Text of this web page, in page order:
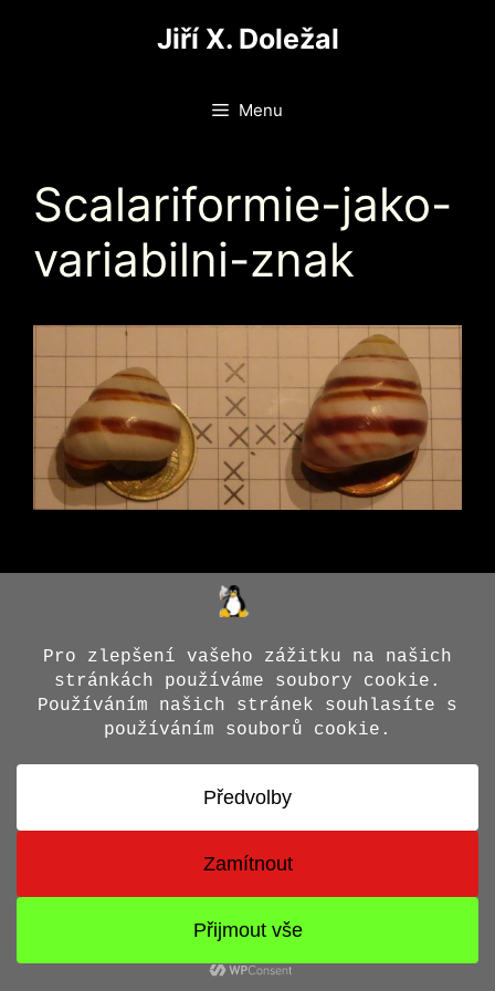
Jiří X. Doležal
Menu
Scalariformie-jako-
variabilni-znak
© 2026 Jiří X. Doležal• Vytvořeno s
GeneratePress